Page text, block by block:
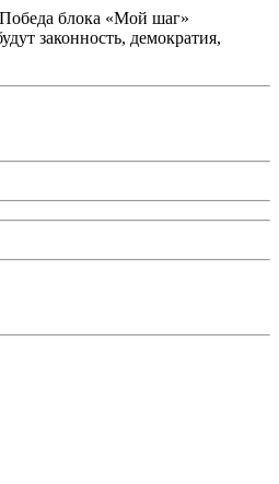
блока «Мой шаг»
законность, демократия,